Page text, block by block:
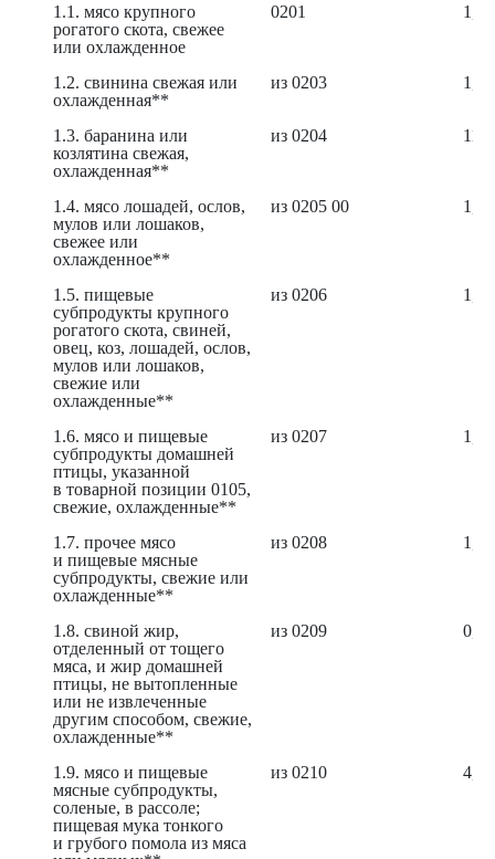
1.1. мясо крупного
рогатого скота, свежее
или охлажденное
0201
1.2. свинина свежая или
охлажденная**
из 0203
1.3. баранина или
козлятина свежая,
охлажденная**
из 0204
1.4. мясо лошадей, ослов,
мулов или лошаков,
свежее или
охлажденное**
из 0205 00
1.5. пищевые
субпродукты крупного
рогатого скота, свиней,
овец, коз, лошадей, ослов,
мулов или лошаков,
свежие или
охлажденные**
из 0206
1.6. мясо и пищевые
субпродукты домашней
птицы, указанной
в товарной позиции 0105,
свежие, охлажденные**
из 0207
1.7. прочее мясо
и пищевые мясные
субпродукты, свежие или
охлажденные**
из 0208
1.8. свиной жир,
отделенный от тощего
мяса, и жир домашней
птицы, не вытопленные
или не извлеченные
другим способом, свежие,
охлажденные**
из 0209
1.9. мясо и пищевые
мясные субпродукты,
соленые, в рассоле;
пищевая мука тонкого
и грубого помола из мяса
из 0210